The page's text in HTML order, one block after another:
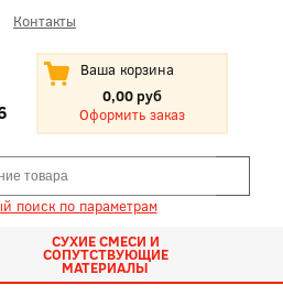
Контакты
Ваша корзина
0,00 руб
Оформить заказ
поиск по параметрам
СУХИЕ СМЕСИ И
СОПУТСТВУЮЩИЕ
МАТЕРИАЛЫ